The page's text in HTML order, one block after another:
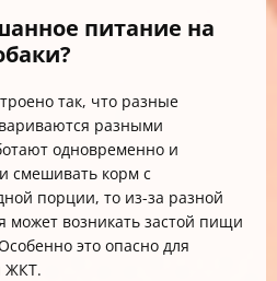
питание на
так, что разные
разными
одновременно и
смешивать корм с
порции, то из-за разной
может возникать застой пищи
это опасно для
ЖКТ.